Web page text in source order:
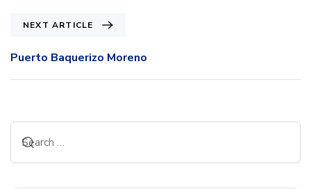
NEXT ARTICLE
Puerto Baquerizo Moreno